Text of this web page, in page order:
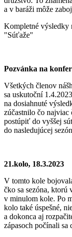
a v baráži môže
Kompletné výsledky
"Súťaže"
Pozvánka na
Všetkých členov
sa uskutoční
na dosiahnuté
zúčastnilo čo
postúpiť do vyššej
do nasledujúcej
21.kolo, 18.3.2023
V tomto kole
čko sa sezóna, ktorú
v minulom kole. Po
kolo také úspešné,
a dokonca aj
zápasoch počínali sa